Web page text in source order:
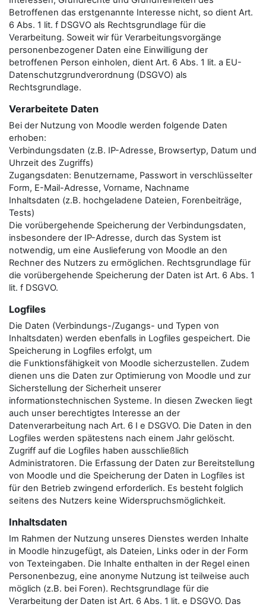
Betroffenen das erstgenannte Interesse nicht, so dient Art.
6 Abs. 1 lit. f DSGVO als Rechtsgrundlage für die
Verarbeitung. Soweit wir für Verarbeitungsvorgänge
personenbezogener Daten eine Einwilligung der
betroffenen Person einholen, dient Art. 6 Abs. 1 lit. a EU-
Datenschutzgrundverordnung (DSGVO) als
Rechtsgrundlage.
Verarbeitete Daten
Bei der Nutzung von Moodle werden folgende Daten
erhoben:
Verbindungsdaten (z.B. IP-Adresse, Browsertyp, Datum und
Uhrzeit des Zugriffs)
Zugangsdaten: Benutzername, Passwort in verschlüsselter
Form, E-Mail-Adresse, Vorname, Nachname
Inhaltsdaten (z.B. hochgeladene Dateien, Forenbeiträge,
Tests)
Die vorübergehende Speicherung der Verbindungsdaten,
insbesondere der IP-Adresse, durch das System ist
notwendig, um eine Auslieferung von Moodle an den
Rechner des Nutzers zu ermöglichen. Rechtsgrundlage für
die vorübergehende Speicherung der Daten ist Art. 6 Abs. 1
lit. f DSGVO.
Logfiles
Die Daten (Verbindungs-/Zugangs- und Typen von
Inhaltsdaten) werden ebenfalls in Logfiles gespeichert. Die
Speicherung in Logfiles erfolgt, um
die Funktionsfähigkeit von Moodle sicherzustellen. Zudem
dienen uns die Daten zur Optimierung von Moodle und zur
Sicherstellung der Sicherheit unserer
informationstechnischen Systeme. In diesen Zwecken liegt
auch unser berechtigtes Interesse an der
Datenverarbeitung nach Art. 6 I e DSGVO. Die Daten in den
Logfiles werden spätestens nach einem Jahr gelöscht.
Zugriff auf die Logfiles haben ausschließlich
Administratoren. Die Erfassung der Daten zur Bereitstellung
von Moodle und die Speicherung der Daten in Logfiles ist
für den Betrieb zwingend erforderlich. Es besteht folglich
seitens des Nutzers keine Widerspruchsmöglichkeit.
Inhaltsdaten
Im Rahmen der Nutzung unseres Dienstes werden Inhalte
in Moodle hinzugefügt, als Dateien, Links oder in der Form
von Texteingaben. Die Inhalte enthalten in der Regel einen
Personenbezug, eine anonyme Nutzung ist teilweise auch
möglich (z.B. bei Foren). Rechtsgrundlage für die
Verarbeitung der Daten ist Art. 6 Abs. 1 lit. e DSGVO. Das